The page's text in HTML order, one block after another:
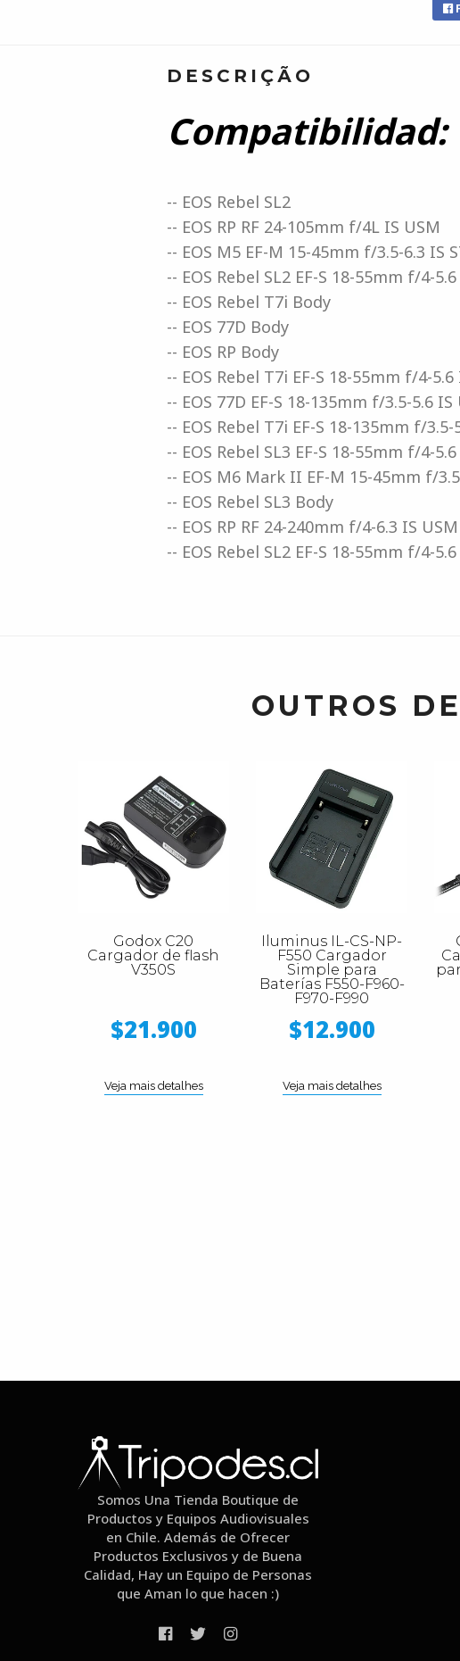
DESCRIÇÃO
Compatibilidad:
-- EOS Rebel SL2
-- EOS RP RF 24-105mm f/4L IS USM
-- EOS M5 EF-M 15-45mm f/3.5-6.3 IS
-- EOS Rebel SL2 EF-S 18-55mm f/4-
-- EOS Rebel T7i Body
-- EOS 77D Body
-- EOS RP Body
-- EOS Rebel T7i EF-S 18-55mm f/4-5.6
-- EOS 77D EF-S 18-135mm f/3.5-5.6 IS
-- EOS Rebel T7i EF-S 18-135mm f/3.5-
-- EOS Rebel SL3 EF-S 18-55mm f/4-
-- EOS M6 Mark II EF-M 15-45mm f/
-- EOS Rebel SL3 Body
-- EOS RP RF 24-240mm f/4-6.3 IS USM
-- EOS Rebel SL2 EF-S 18-55mm f/4-
OUTROS
Godox C20
Cargador de flash
V350S
$21.900
Veja mais detalhes
Iluminus IL-CS-NP-
F550 Cargador
Simple para
Baterías F550-F960-
F970-F990
$12.900
Veja mais detalhes
Somos Una Tienda Boutique de
Productos y Equipos Audiovisuales
en Chile. Además de Ofrecer
Productos Exclusivos y de Buena
Calidad, Hay un Equipo de Personas
que Aman lo que hacen :)